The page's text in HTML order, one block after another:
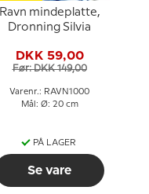
Ravn mindeplatte,
Dronning Silvia
DKK 59,00
Før: DKK 149,00
Varenr.: RAVN1000
Mål: Ø: 20 cm
PÅ LAGER
Se vare